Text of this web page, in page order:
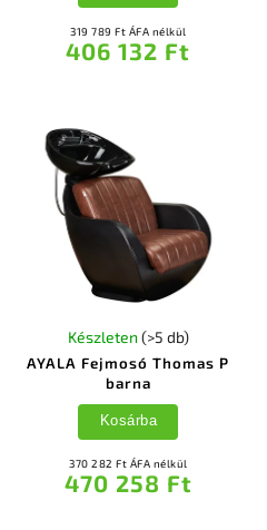
319 789 Ft ÁFA nélkül
406 132 Ft
AYALA Fejmosó Thomas P
barna
Készleten (>5 db)
370 282 Ft ÁFA nélkül
470 258 Ft
Kosárba